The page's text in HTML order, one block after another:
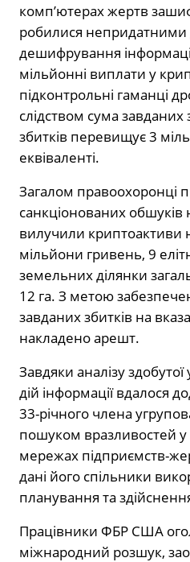
комп’ютерах жертв
робилися непридатними
дешифрування
мільйонні виплати у
підконтрольні гаманці
слідством сума
збитків перевищує 3
еквіваленті.
Загалом правоохоронці
санкціонованих обшуків
вилучили криптоактиви
мільйони гривень, 9
земельних ділянки
12 га. З метою
завданих збитків на
накладено арешт.
Завдяки аналізу здобутої
дій інформації вдалося
33-річного члена
пошуком вразливостей
мережах підприємств-
дані його спільники
планування та
Працівники ФБР США
міжнародний розшук,